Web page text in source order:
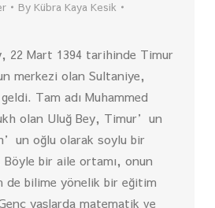
By Kübra Kaya Kesik
22 Mart 1394 tarihinde Timur
merkezi olan Sultaniye,
Tam adı Muhammed
olan Uluğ Bey, Timur’un
oğlu olarak soylu bir
bir aile ortamı, onun
de bilime yönelik bir eğitim
yaşlarda matematik ve